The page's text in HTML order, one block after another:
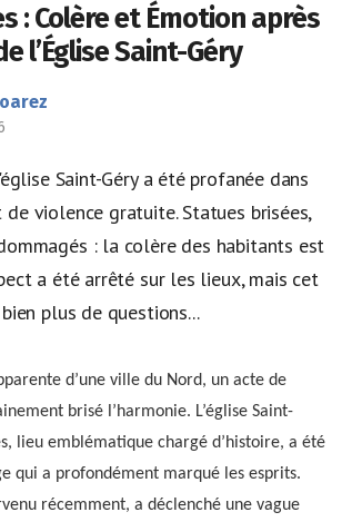
: Colère et Émotion après
l’Église Saint-Géry
Saint-Géry a été profanée dans
de violence gratuite. Statues brisées,
: la colère des habitants est
a été arrêté sur les lieux, mais cet
plus de questions...
d’une ville du Nord, un acte de
brisé l’harmonie. L’église Saint-
lieu emblématique chargé d’histoire, a été
qui a profondément marqué les esprits.
récemment, a déclenché une vague